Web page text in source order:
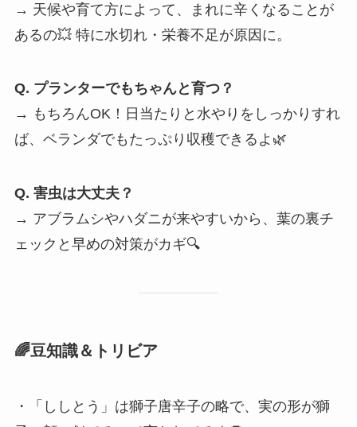
→ 天候や育て方によって、まれに辛くなることが
あるの💥 特に水切れ・栄養不足が原因に。
Q. プランターでもちゃんと育つ？
→ もちろんOK！日当たりと水やりをしっかりすれ
ば、ベランダでもたっぷり収穫できるよ🌿
Q. 害虫は大丈夫？
→ アブラムシやハダニが来やすいから、葉の裏チ
ェックと早めの対策がカギ🔍
🌈豆知識＆トリビア
・「ししとう」は獅子唐辛子の略で、実の形が獅